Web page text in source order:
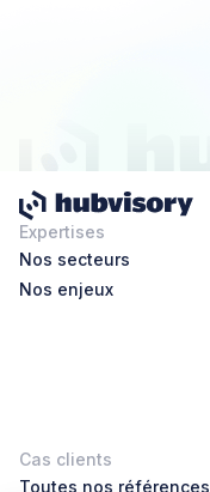
Expertises
Nos secteurs
Nos enjeux
Cas clients
Toutes nos références